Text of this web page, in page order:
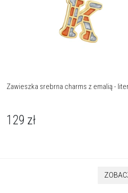
Zawieszka srebrna charms z emalią -
129 zł